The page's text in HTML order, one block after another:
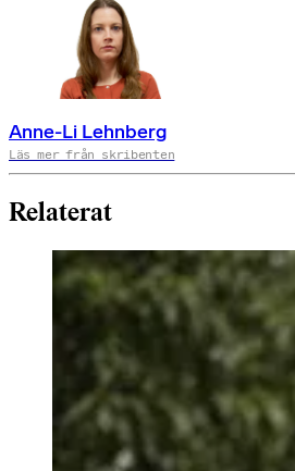
Anne-Li Lehnberg
Läs mer från skribenten
Relaterat